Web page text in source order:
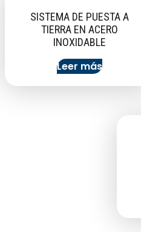
SISTEMA DE PUESTA A
TIERRA EN ACERO
INOXIDABLE
Leer más